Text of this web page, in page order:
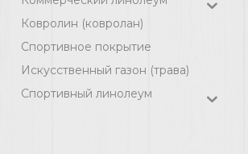
Ковролин (ковролан)
Спортивное покрытие
Искусственный газон (трава)
Спортивный линолеум